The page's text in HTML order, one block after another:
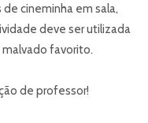
cineminha em sala,
deve ser utilizada
favorito.
de professor!